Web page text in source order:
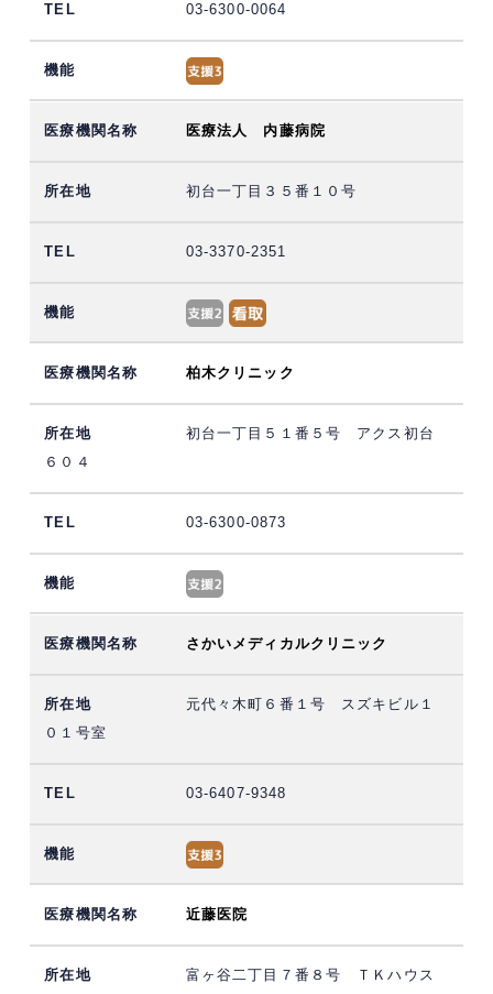
03-6300-0064
医療法人 内藤病院
初台一丁目３５番１０号
03-3370-2351
柏木クリニック
初台一丁目５１番５号 アクス初台
６０４
03-6300-0873
さかいメディカルクリニック
元代々木町６番１号 スズキビル１
０１号室
03-6407-9348
近藤医院
富ヶ谷二丁目７番８号 ＴＫハウス